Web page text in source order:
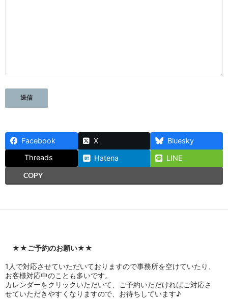
Facebook X
Bluesky
Threads
Hatena
LINE
COPY
★★ご予約のお願い★★
1人で対応させていただいておりますので事務所を空けていたり、
お客様対応中のことも多いです。
カレンダーをクリックいただいて、ご予約いただければご対応さ
せていただきやすくなりますので、お待ちしています♪